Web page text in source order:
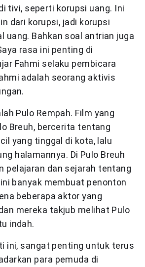
tivi, seperti korupsi uang. Ini
dari korupsi, jadi korupsi
uang. Bahkan soal antrian juga
rasa ini penting di
Fahmi selaku pembicara
adalah seorang aktivis
Pulo Rempah. Film yang
Breuh, bercerita tentang
yang tinggal di kota, lalu
halamannya. Di Pulo Breuh
pelajaran dan sejarah tentang
banyak membuat penonton
beberapa aktor yang
mereka takjub melihat Pulo
indah.
ini, sangat penting untuk terus
para pemuda di